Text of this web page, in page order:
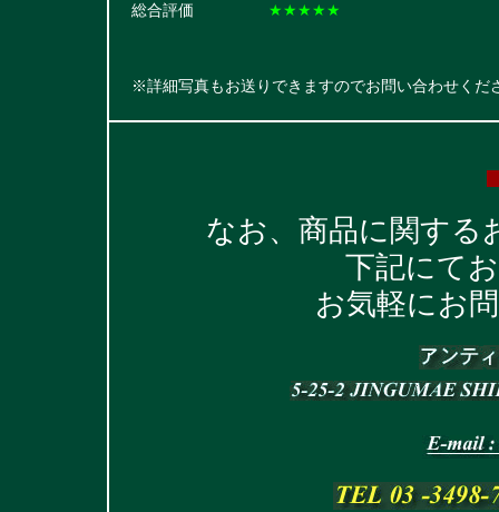
総合評価
★★★★★
※詳細写真もお送りできますのでお問い合わせくだ
なお、商品に関する
下記にて
お気軽にお